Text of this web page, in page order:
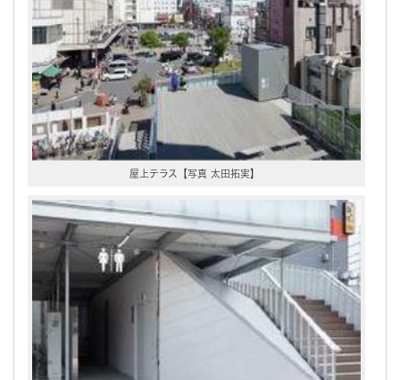
屋上テラス【写真 太田拓実】